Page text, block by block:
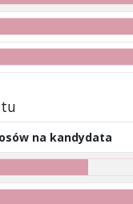
na kandydata